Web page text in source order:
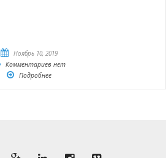
Ноябрь 10, 2019
Комментариев нет
Подробнее